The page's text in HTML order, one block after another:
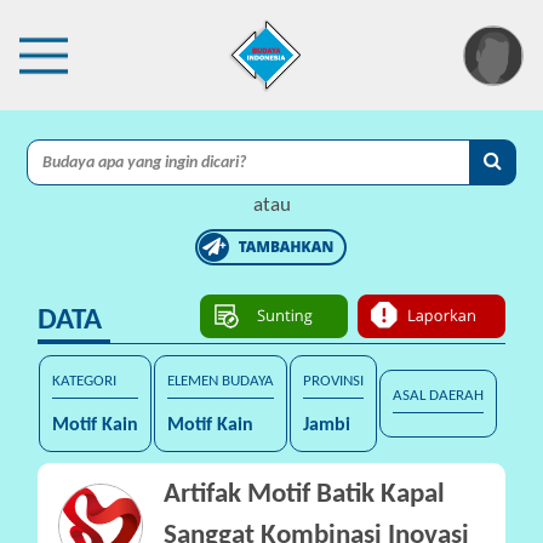
atau
×
I
P
r
o
t
e
k
s
i
DATA
KATEGORI
Motif Kain
ELEMEN BUDAYA
Motif Kain
PROVINSI
Jambi
ASAL DAERAH
Artifak Motif Batik Kapal
Sanggat Kombinasi Inovasi